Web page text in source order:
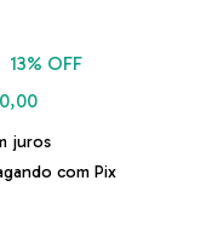
13% OFF
juros
com Pix